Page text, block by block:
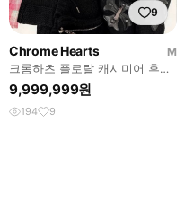
9
Chrome Hearts
M
크롬하츠 플로랄 캐시미어 후드
집업
9,999,999원
194 9